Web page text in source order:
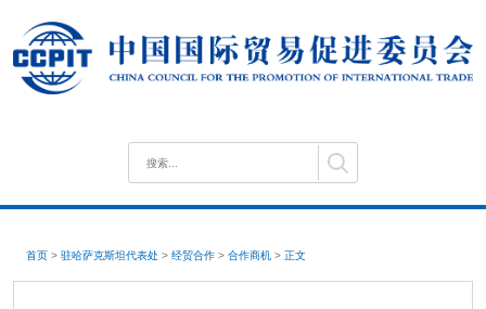
首页 > 驻哈萨克斯坦代表处 > 经贸合作 > 合作商机 > 正文